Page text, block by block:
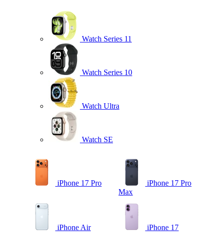
Watch Series 11
Watch Series 10
Watch Ultra
Watch SE
iPhone 17 Pro
iPhone 17 Pro
Max
iPhone Air iPhone 17